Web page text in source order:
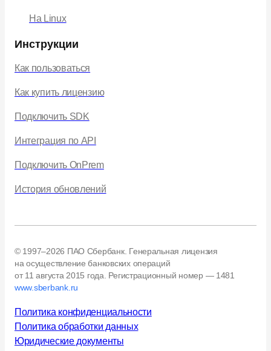
На Linux
Инструкции
Как пользоваться
Как купить лицензию
Подключить SDK
Интеграция по API
Подключить OnPrem
История обновлений
© 1997–2026 ПАО Сбербанк. Генеральная лицензия
на осуществление банковских операций
от 11 августа 2015 года. Регистрационный номер — 1481
www.sberbank.ru
Политика конфиденциальности
Политика обработки данных
Юридические документы